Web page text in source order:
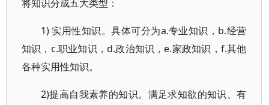
将知识分成五大类型：
1) 实用性知识。具体可分为a.专业知识，b.经营
知识，c.职业知识，d.政治知识，e.家政知识，f.其他
各种实用性知识。
2)提高自我素养的知识。满足求知欲的知识、有